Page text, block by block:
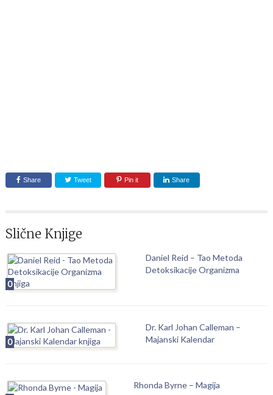
Share Tweet Pin it Share
Slične Knjige
0
Daniel Reid – Tao Metoda
Detoksikacije Organizma
0
Dr. Karl Johan Calleman –
Majanski Kalendar
Rhonda Byrne – Magija